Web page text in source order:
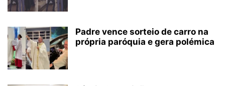
Padre vence sorteio de carro na
própria paróquia e gera polémica